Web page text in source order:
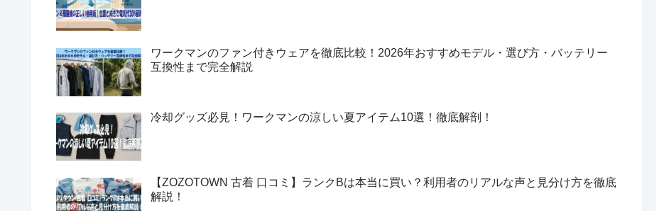
ワークマンのファン付きウェアを徹底比較！2026年おすすめモデル・選び方・バッテリー
互換性まで完全解説
冷却グッズ必見！ワークマンの涼しい夏アイテム10選！徹底解剖！
【ZOZOTOWN 古着 口コミ】ランクBは本当に買い？利用者のリアルな声と見分け方を徹底
解説！